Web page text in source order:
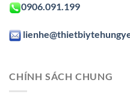
0906.091.199
CHÍNH SÁCH CHUNG